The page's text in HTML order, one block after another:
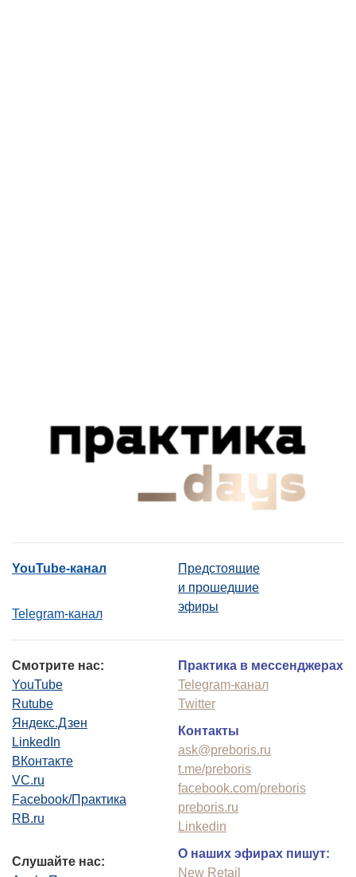
YouTube-канал
Telegram-канал
Предстоящие
и прошедшие
эфиры
Смотрите нас:
YouTube
Rutube
Яндекс.Дзен
LinkedIn
ВКонтакте
VC.ru
Facebook/Практика
RB.ru
Слушайте нас:
Практика в мессенджерах
Telegram-канал
Twitter
Контакты
ask@preboris.ru
t.me/preboris
facebook.com/preboris
preboris.ru
Linkedin
О наших эфирах пишут:
New Retail